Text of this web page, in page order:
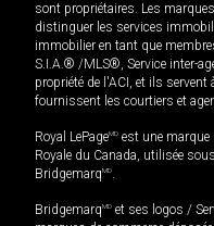
sont propriétaires. Les
distinguer les services
immobilier en tant que
S.I.A.® /MLS®, Service inter-
propriété de l'ACI, et ils
fournissent les courtiers et
Royal LePageMD est une marque
Royale du Canada, utilisée
BridgemarqMD.
BridgemarqMD et ses logos /